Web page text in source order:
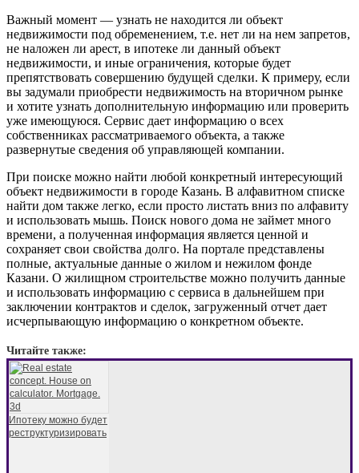
Важный момент — узнать не находится ли объект
недвижимости под обременением, т.е. нет ли на нем запретов,
не наложен ли арест, в ипотеке ли данный объект
недвижимости, и иные ограничения, которые будет
препятствовать совершению будущей сделки. К примеру, если
вы задумали приобрести недвижимость на вторичном рынке
и хотите узнать дополнительную информацию или проверить
уже имеющуюся. Сервис дает информацию о всех
собственниках рассматриваемого объекта, а также
развернутые сведения об управляющей компании.
При поиске можно найти любой конкретный интересующий
объект недвижимости в городе Казань. В алфавитном списке
найти дом также легко, если просто листать вниз по алфавиту
и использовать мышь. Поиск нового дома не займет много
времени, а полученная информация является ценной и
сохраняет свои свойства долго. На портале представлены
полные, актуальные данные о жилом и нежилом фонде
Казани. О жилищном строительстве можно получить данные
и использовать информацию с сервиса в дальнейшем при
заключении контрактов и сделок, загруженный отчет дает
исчерпывающую информацию о конкретном объекте.
Читайте также:
Ипотеку можно будет
реструктуризировать